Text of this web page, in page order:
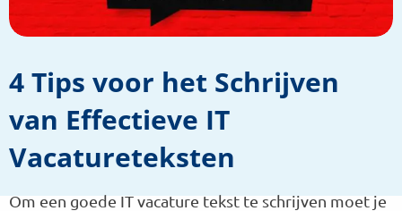
4 Tips voor het Schrijven
van Effectieve IT
Vacatureteksten
Om een goede IT vacature tekst te schrijven moet je